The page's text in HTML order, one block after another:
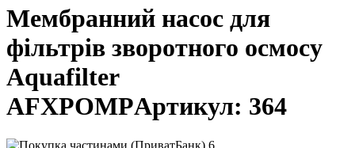
Мембранний насос для
фільтрів зворотного осмосу
Aquafilter
AFXPOMPАртикул: 364
6